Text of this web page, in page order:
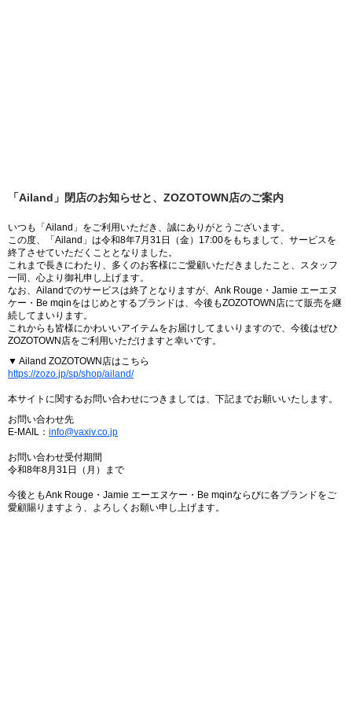
「Ailand」閉店のお知らせと、ZOZOTOWN店のご案内
いつも「Ailand」をご利用いただき、誠にありがとうございます。
この度、「Ailand」は令和8年7月31日（金）17:00をもちまして、サービスを
終了させていただくこととなりました。
これまで長きにわたり、多くのお客様にご愛顧いただきましたこと、スタッフ
一同、心より御礼申し上げます。
なお、Ailandでのサービスは終了となりますが、Ank Rouge・Jamie エーエヌ
ケー・Be mqinをはじめとするブランドは、今後もZOZOTOWN店にて販売を継
続してまいります。
これからも皆様にかわいいアイテムをお届けしてまいりますので、今後はぜひ
ZOZOTOWN店をご利用いただけますと幸いです。
▼ Ailand ZOZOTOWN店はこちら
https://zozo.jp/sp/shop/ailand/
本サイトに関するお問い合わせにつきましては、下記までお願いいたします。
お問い合わせ先
E-MAIL： info@vaxiv.co.jp
お問い合わせ受付期間
令和8年8月31日（月）まで
今後ともAnk Rouge・Jamie エーエヌケー・Be mqinならびに各ブランドをご
愛顧賜りますよう、よろしくお願い申し上げます。